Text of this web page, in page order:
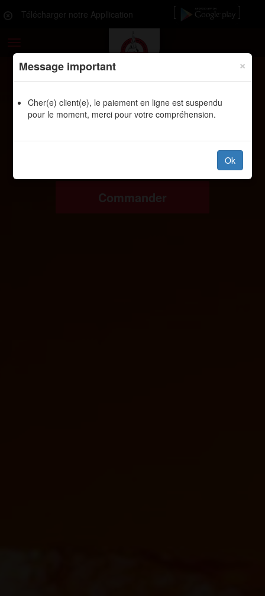
Télécharger notre Appllication
navigation
Commander
Message important ×
Cher(e) client(e), le paiement en ligne est suspendu
pour le moment, merci pour votre compréhension.
Ok